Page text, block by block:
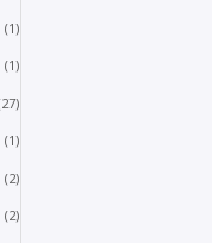
1
1
27
1
2
2